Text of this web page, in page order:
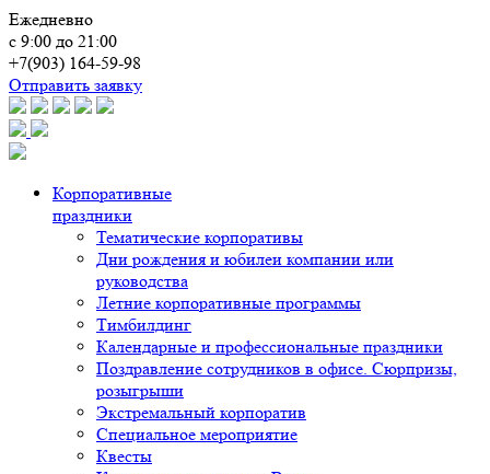
Ежедневно
с 9:00 до 21:00
+7(903) 164-59-98
Отправить заявку
Корпоративные
праздники
Тематические корпоративы
Дни рождения и юбилеи компании или
руководства
Летние корпоративные программы
Тимбилдинг
Календарные и профессиональные праздники
Поздравление сотрудников в офисе. Сюрпризы,
розыгрыши
Экстремальный корпоратив
Специальное мероприятие
Квесты